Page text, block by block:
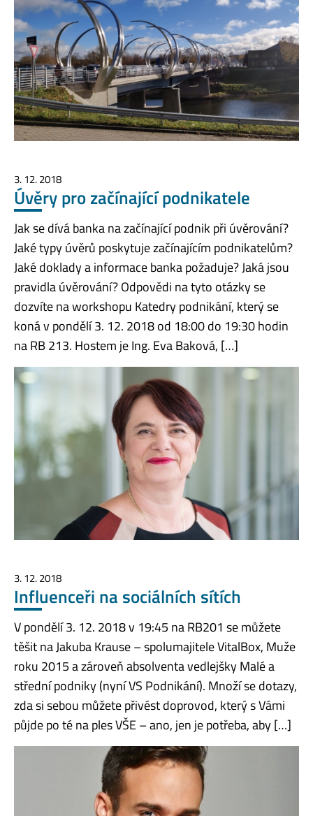
3. 12. 2018
Úvěry pro začínající podnikatele
Jak se dívá banka na začínající podnik při úvěrování?
Jaké typy úvěrů poskytuje začínajícím podnikatelům?
Jaké doklady a informace banka požaduje? Jaká jsou
pravidla úvěrování? Odpovědi na tyto otázky se
dozvíte na workshopu Katedry podnikání, který se
koná v pondělí 3. 12. 2018 od 18:00 do 19:30 hodin
na RB 213. Hostem je Ing. Eva Baková, […]
3. 12. 2018
Influenceři na sociálních sítích
V pondělí 3. 12. 2018 v 19:45 na RB201 se můžete
těšit na Jakuba Krause – spolumajitele VitalBox, Muže
roku 2015 a zároveň absolventa vedlejšky Malé a
střední podniky (nyní VS Podnikání). Množí se dotazy,
zda si sebou můžete přivést doprovod, který s Vámi
půjde po té na ples VŠE – ano, jen je potřeba, aby […]